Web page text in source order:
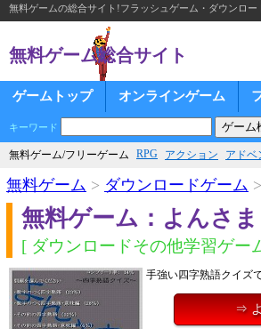
無料ゲームの総合サイト!フラッシュゲーム・ダウンロ
無料ゲーム総合サイト
ゲームトップ オンラインゲーム
キーワード
無料ゲーム/フリーゲーム RPG アクション アドベ
無料ゲーム > ダウンロードゲーム >
無料ゲーム：よんさま
[ ダウンロードその他学習ゲー
手強い四字熟語クイズ
⇒